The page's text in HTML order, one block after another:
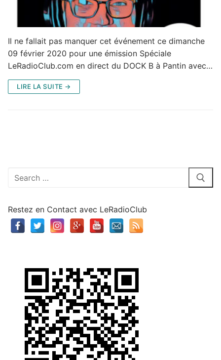
Il ne fallait pas manquer cet événement ce dimanche
09 février 2020 pour une émission Spéciale
LeRadioClub.com en direct du DOCK B à Pantin avec…
LIRE LA SUITE →
Rechercher
Restez en Contact avec LeRadioClub